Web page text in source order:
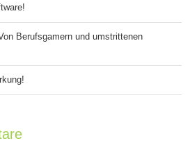
Berufsgamern und umstrittenen